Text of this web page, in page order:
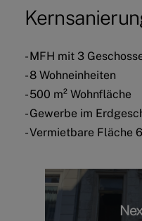
- MFH mit 3
- 8 Wohneinheiten
- 500 m² Wohnfläche
- Gewerbe im
- Vermietbare Fläche